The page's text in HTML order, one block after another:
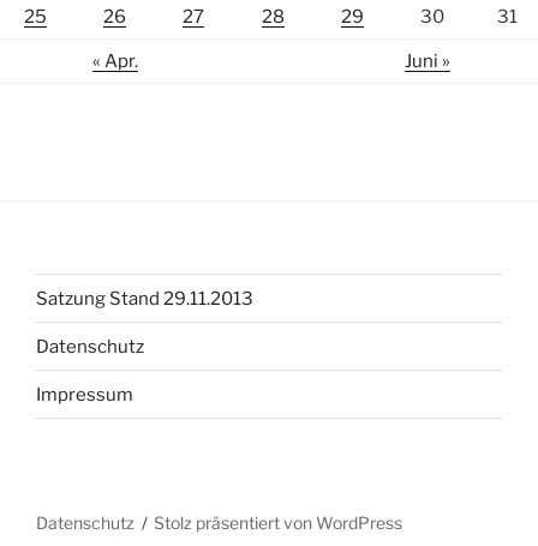
25 26 27 28 29 30 31
« Apr. Juni »
Satzung Stand 29.11.2013
Datenschutz
Impressum
Datenschutz Stolz präsentiert von WordPress